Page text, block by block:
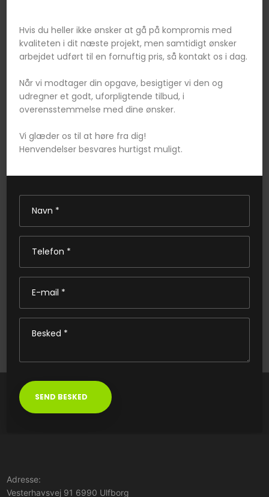
Hvis du heller ikke ønsker at gå på kompromis med
kvaliteten i dit næste projekt, men samtidigt ønsker
arbejdet udført til en fornuftig pris, så kontakt os i dag.
Når vi modtager din opgave, besigtiger vi den og
udregner et godt, uforpligtende tilbud, i
overensstemmelse med dine ønsker.
Vi glæder os til at høre fra dig!
Henvendelser besvares hurtigst muligt.
Adresse:
Vesterhavsvej 91 6990 Ulfborg